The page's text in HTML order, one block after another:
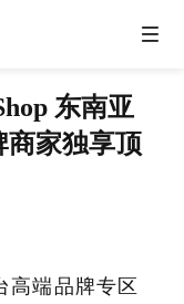
东南亚
家独享顶
高端品牌专区